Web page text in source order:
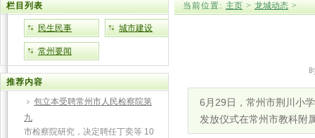
栏目列表
民生民事 城市建设
常州要闻
推荐内容
包立本受聘常州市人民检察院第
九
市检察院研究，决定聘任丁奕等 10
当前位置: 主页 > 龙城动态 >
6月29日，常州市荆川小
发放仪式在常州市教科附